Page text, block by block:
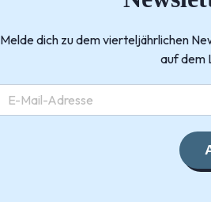
Melde dich zu dem vierteljährlichen
auf dem